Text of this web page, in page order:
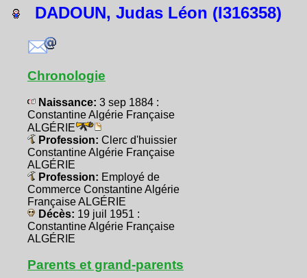
DADOUN, Judas Léon (I316358)
Chronologie
Naissance: 3 sep 1884 :
Constantine Algérie Française
ALGÉRIE
Profession: Clerc d'huissier
Constantine Algérie Française
ALGÉRIE
Profession: Employé de
Commerce Constantine Algérie
Française ALGÉRIE
Décès: 19 juil 1951 :
Constantine Algérie Française
ALGÉRIE
Parents et grand-parents